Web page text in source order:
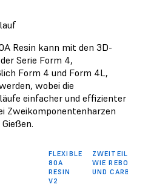
Resin kann mit den 3D-
Serie Form 4,
Form 4 und Form 4L,
wobei die
einfacher und effizienter
Zweikomponentenharzen
FLEXIBLE
80A
RESIN
V2
ZWEITEILIGE
WIE REBOUND
UND CARBON